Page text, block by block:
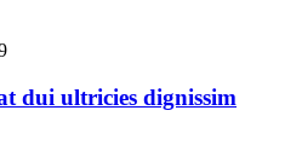
dui ultricies dignissim